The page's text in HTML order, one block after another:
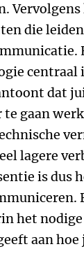
die
centraal
dat
gaan
lagere
is dus
het nodige
aan